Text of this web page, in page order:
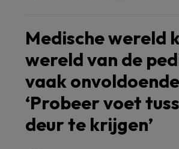
Medische wereld
wereld van de
vaak
‘Probeer voet
deur te krijgen’